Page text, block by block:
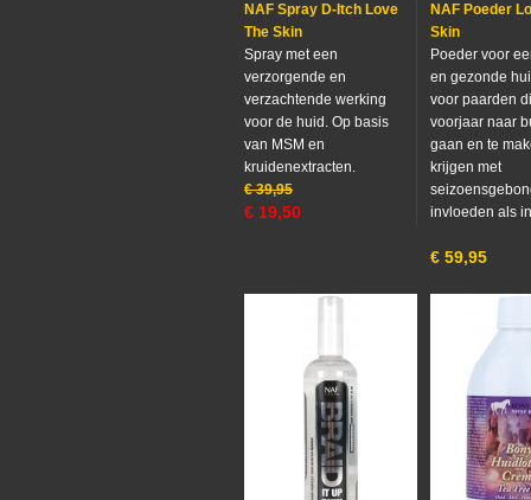
NAF Spray D-Itch Love
The Skin
Spray met een
verzorgende en
verzachtende werking
voor de huid. Op basis
van MSM en
kruidenextracten.
€ 39,95
€ 19,50
NAF Poeder
Skin
Poeder voor
en gezonde
voor paarden
voorjaar naar
gaan en te
krijgen met
invloeden als
€ 59,95